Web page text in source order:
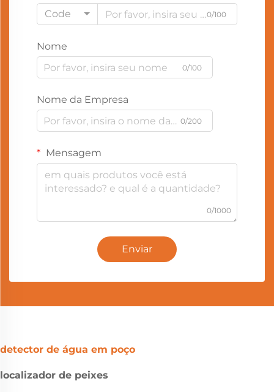
Code
0/100
Nome
0/100
Nome da Empresa
0/200
Mensagem
0/1000
Enviar
detector de água em poço
localizador de peixes